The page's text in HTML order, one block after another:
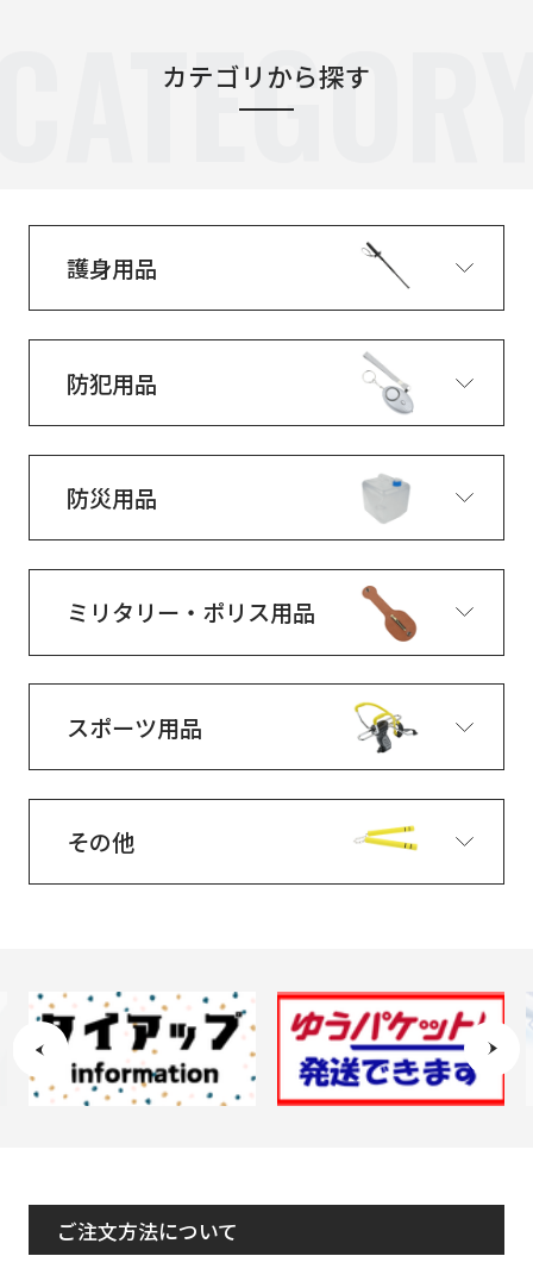
カテゴリから探す
護身用品
防犯用品
防災用品
ミリタリー・ポリス用品
スポーツ用品
その他
ご注文方法について